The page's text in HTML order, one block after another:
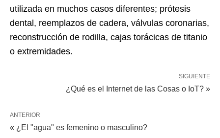
utilizada en muchos casos diferentes; prótesis
dental, reemplazos de cadera, válvulas coronarias,
reconstrucción de rodilla, cajas torácicas de titanio
o extremidades.
SIGUIENTE
¿Qué es el Internet de las Cosas o IoT? »
ANTERIOR
« ¿El "agua" es femenino o masculino?